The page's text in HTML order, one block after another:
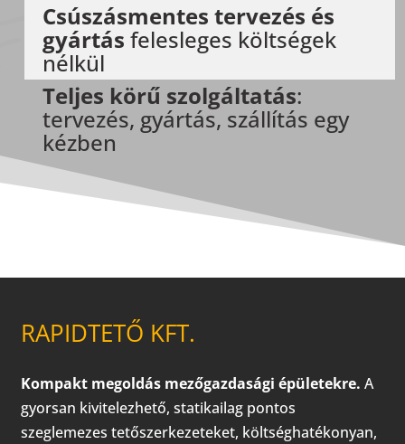
Csúszásmentes tervezés és
gyártás felesleges költségek
nélkül
Teljes körű szolgáltatás:
tervezés, gyártás, szállítás egy
kézben
RAPIDTETŐ KFT.
Kompakt megoldás mezőgazdasági épületekre. A
gyorsan kivitelezhető, statikailag pontos
szeglemezes tetőszerkezeteket, költséghatékonyan,